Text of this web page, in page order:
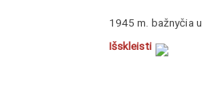
1945 m. bažnyčia
bažnyčia pradėta
Išskleisti